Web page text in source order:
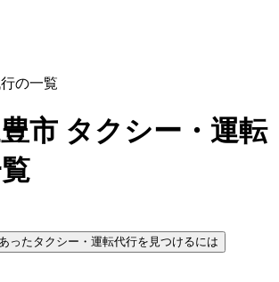
の一覧
市 タクシー・運転
ったタクシー・運転代行を見つけるには